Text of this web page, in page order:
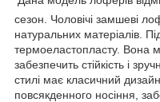
сезон. Чоловічі замшеві
натуральних матеріалів.
термоеластопласту. Вона
забезпечить стійкість і
стилі має класичний
повсякденного носіння,